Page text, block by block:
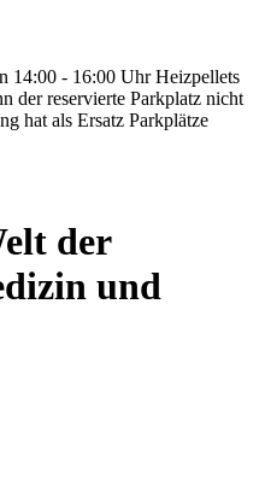
14:00 - 16:00 Uhr Heizpellets
der reservierte Parkplatz nicht
hat als Ersatz Parkplätze
der
und